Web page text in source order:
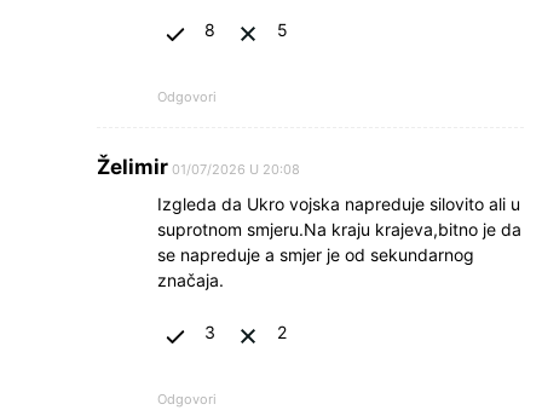
8 5
Odgovori
Želimir 01/07/2026 U 20:08
Izgleda da Ukro vojska napreduje silovito ali u
suprotnom smjeru.Na kraju krajeva,bitno je da
se napreduje a smjer je od sekundarnog
značaja.
3 2
Odgovori